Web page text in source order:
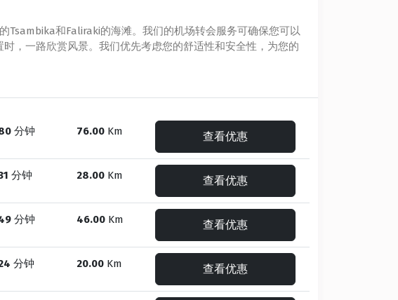
Tsambika和Faliraki的海滩。我们的机场转会服务可确保您可以
，一路欣赏风景。我们优先考虑您的舒适性和安全性，为您的
分钟 76.00Km 查看优惠
分钟 28.00Km 查看优惠
分钟 46.00Km 查看优惠
分钟 20.00Km 查看优惠